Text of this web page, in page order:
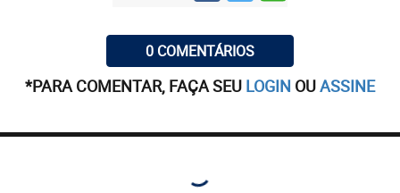
0 COMENTÁRIOS
*PARA COMENTAR, FAÇA SEU LOGIN OUASSINE